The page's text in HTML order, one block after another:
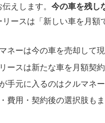
えします。 今の車を残し
リースは「新しい車を月額
ネーは今の車を売却して
ースは新たな車を月額契
手元に入るのはクルマネ
費用・契約後の選択肢も